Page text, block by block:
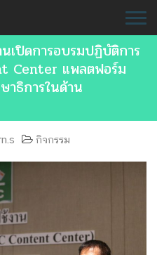
เปิดการอบรมปฏิบัติการ
Center แพลตฟอร์ม
าธิการในด้าน
กิจกรรม